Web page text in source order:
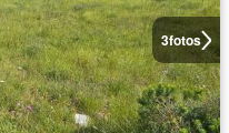
3fotos